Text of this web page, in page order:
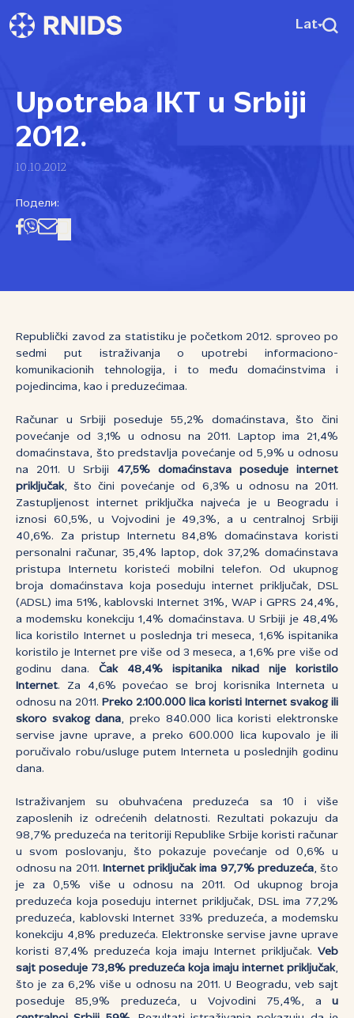
Lat
Upotreba IKT u Srbiji
2012.
10.10.2012
Подели:
Republički zavod za statistiku je početkom 2012. sproveo po
sedmi put istraživanja o upotrebi informaciono-
komunikacionih tehnologija, i to među domaćinstvima i
pojedincima, kao i preduzećimaa.
Računar u Srbiji poseduje 55,2% domaćinstava, što čini
povećanje od 3,1% u odnosu na 2011. Laptop ima 21,4%
domaćinstava, što predstavlja povećanje od 5,9% u odnosu
na 2011. U Srbiji 47,5% domaćinstava poseduje internet
priključak, što čini povećanje od 6,3% u odnosu na 2011.
Zastupljenost internet priključka najveća je u Beogradu i
iznosi 60,5%, u Vojvodini je 49,3%, a u centralnoj Srbiji
40,6%. Za pristup Internetu 84,8% domaćinstava koristi
personalni računar, 35,4% laptop, dok 37,2% domaćinstava
pristupa Internetu koristeći mobilni telefon. Od ukupnog
broja domaćinstava koja poseduju internet priključak, DSL
(ADSL) ima 51%, kablovski Internet 31%, WAP i GPRS 24,4%,
a modemsku konekciju 1,4% domaćinstava. U Srbiji je 48,4%
lica koristilo Internet u poslednja tri meseca, 1,6% ispitanika
koristilo je Internet pre više od 3 meseca, a 1,6% pre više od
godinu dana. Čak 48,4% ispitanika nikad nije koristilo
Internet. Za 4,6% povećao se broj korisnika Interneta u
odnosu na 2011. Preko 2.100.000 lica koristi Internet svakog ili
skoro svakog dana, preko 840.000 lica koristi elektronske
servise javne uprave, a preko 600.000 lica kupovalo je ili
poručivalo robu/usluge putem Interneta u poslednjih godinu
dana.
Istraživanjem su obuhvaćena preduzeća sa 10 i više
zaposlenih iz odrećenih delatnosti. Rezultati pokazuju da
98,7% preduzeća na teritoriji Republike Srbije koristi računar
u svom poslovanju, što pokazuje povećanje od 0,6% u
odnosu na 2011.
Internet priključak ima 97,7% preduzeća, što
je za 0,5% više u odnosu na 2011. Od ukupnog broja
preduzeća koja poseduju internet priključak, DSL ima 77,2%
preduzeća, kablovski Internet 33% preduzeća, a modemsku
konekciju 4,8% preduzeća. Elektronske servise javne uprave
koristi 87,4% preduzeća koja imaju Internet priključak. Veb
sajt poseduje 73,8% preduzeća koja imaju internet priključak,
što je za 6,2% više u odnosu na 2011. U Beogradu, veb sajt
poseduje 85,9% preduzeća, u Vojvodini 75,4%, a u